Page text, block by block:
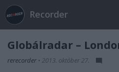
Recorder
Globálradar –
rerecorder • 2013. október 27.